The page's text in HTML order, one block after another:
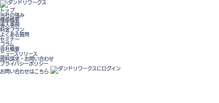
トップ
当社の強み
機能概要
導入事例
料金プラン
よくある質問
セミナー
コラム
会社概要
ニュースリリース
資料請求・お問い合わせ
プライバシーポリシー
お問い合わせはこちら